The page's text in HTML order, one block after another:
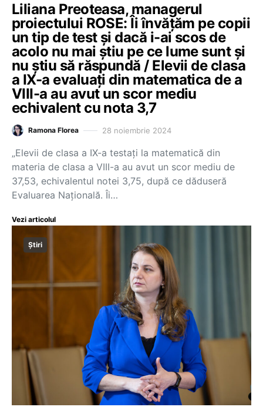
Liliana Preoteasa, managerul
proiectului ROSE: Îi învățăm pe copii
un tip de test și dacă i-ai scos de
acolo nu mai știu pe ce lume sunt și
nu știu să răspundă / Elevii de clasa
a IX-a evaluați din matematica de a
VIII-a au avut un scor mediu
echivalent cu nota 3,7
Ramona Florea 28 noiembrie 2024
„Elevii de clasa a IX-a testați la matematică din
materia de clasa a VIII-a au avut un scor mediu de
37,53, echivalentul notei 3,75, după ce dăduseră
Evaluarea Națională. Îi…
Vezi articolul
Știri